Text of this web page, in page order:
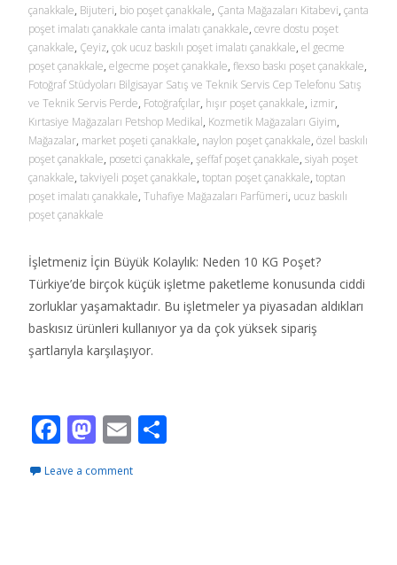
çanakkale, Bijuteri, bio poşet çanakkale, Çanta Mağazaları Kitabevi, çanta
poşet imalatı çanakkale canta imalatı çanakkale, cevre dostu poşet
çanakkale, Çeyiz, çok ucuz baskılı poşet imalatı çanakkale, el gecme
poşet çanakkale, elgecme poşet çanakkale, flexso baskı poşet çanakkale,
Fotoğraf Stüdyoları Bilgisayar Satış ve Teknik Servis Cep Telefonu Satış
ve Teknik Servis Perde, Fotoğrafçılar, hışır poşet çanakkale, izmir,
Kırtasiye Mağazaları Petshop Medikal, Kozmetik Mağazaları Giyim,
Mağazalar, market poşeti çanakkale, naylon poşet çanakkale, özel baskılı
poşet çanakkale, posetci çanakkale, şeffaf poşet çanakkale, siyah poşet
çanakkale, takviyeli poşet çanakkale, toptan poşet çanakkale, toptan
poşet imalatı çanakkale, Tuhafiye Mağazaları Parfümeri, ucuz baskılı
poşet çanakkale
İşletmeniz İçin Büyük Kolaylık: Neden 10 KG Poşet?
Türkiye’de birçok küçük işletme paketleme konusunda ciddi
zorluklar yaşamaktadır. Bu işletmeler ya piyasadan aldıkları
baskısız ürünleri kullanıyor ya da çok yüksek sipariş
şartlarıyla karşılaşıyor.
F
e
M
to
E
ai
Leave a comment